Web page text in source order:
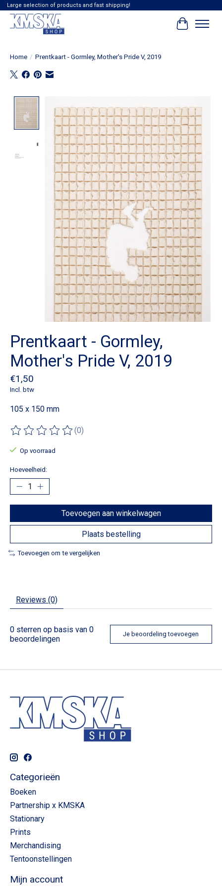
Large selection of products and fast shipping!
Home / Prentkaart - Gormley, Mother's Pride V, 2019
Prentkaart - Gormley,
Mother's Pride V, 2019
€1,50
Incl. btw
105 x 150 mm
De beoordeling van dit product is
(0)
Op voorraad
Hoeveelheid:
Toevoegen aan winkelwagen
Plaats bestelling
Toevoegen om te vergelijken
Reviews (0)
0 sterren op basis van 0
beoordelingen
Je beoordeling toevoegen
Categorieën
Boeken
Partnership x KMSKA
Stationary
Prints
Merchandising
Tentoonstellingen
Mijn account